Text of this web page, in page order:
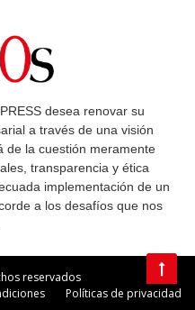
desea renovar su
a través de una visión
de la cuestión meramente
transparencia y ética
implementación de un
a los desafíos que nos
reservados
Políticas de privacidad